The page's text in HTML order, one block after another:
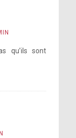
qu’ils sont